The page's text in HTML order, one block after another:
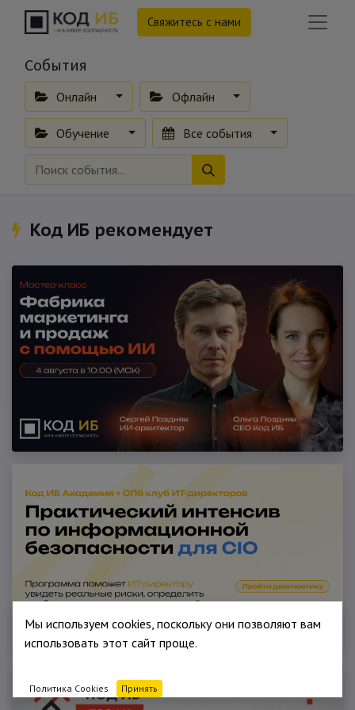
Свяжитесь с нами
События
Онлайн Офлайн
Обучение Все события
Код ИБ рекомендует
Мы используем cookies, поскольку они позволяют вам
использовать этот сайт проще.
Политика Cookies Принять